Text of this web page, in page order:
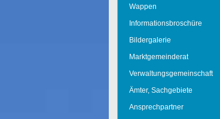
Wappen
Informationsbroschüre
Bildergalerie
Marktgemeinderat
Verwaltungsgemeinschaft
Ämter, Sachgebiete
Ansprechpartner